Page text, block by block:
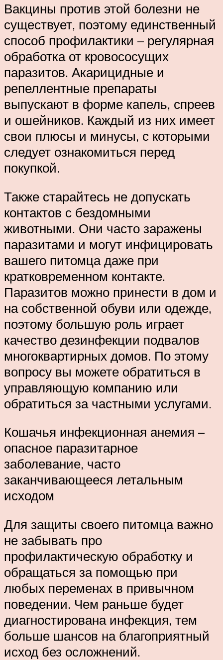
Вакцины против этой болезни не
существует, поэтому единственный
способ профилактики – регулярная
обработка от кровососущих
паразитов. Акарицидные и
репеллентные препараты
выпускают в форме капель, спреев
и ошейников. Каждый из них имеет
свои плюсы и минусы, с которыми
следует ознакомиться перед
покупкой.
Также старайтесь не допускать
контактов с бездомными
животными. Они часто заражены
паразитами и могут инфицировать
вашего питомца даже при
кратковременном контакте.
Паразитов можно принести в дом и
на собственной обуви или одежде,
поэтому большую роль играет
качество дезинфекции подвалов
многоквартирных домов. По этому
вопросу вы можете обратиться в
управляющую компанию или
обратиться за частными услугами.
Кошачья инфекционная анемия –
опасное паразитарное
заболевание, часто
заканчивающееся летальным
исходом
Для защиты своего питомца важно
не забывать про
профилактическую обработку и
обращаться за помощью при
любых переменах в привычном
поведении. Чем раньше будет
диагностирована инфекция, тем
больше шансов на благоприятный
исход без осложнений.